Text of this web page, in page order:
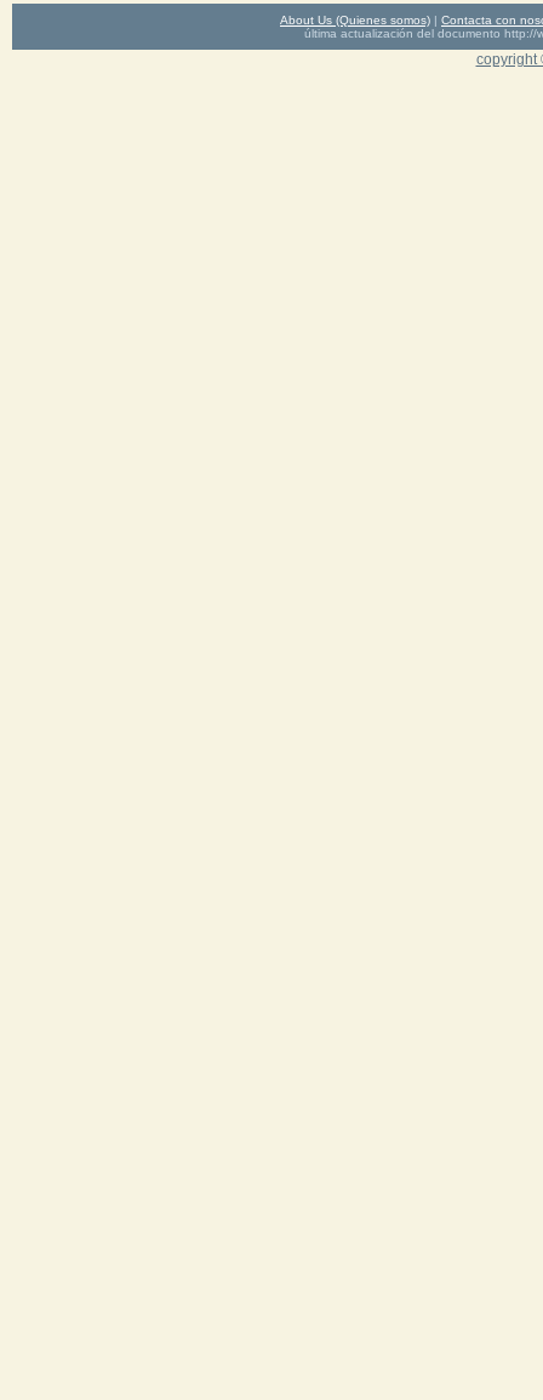
About Us (Quienes somos) | Contacta con
última actualización del documento http://
copyright